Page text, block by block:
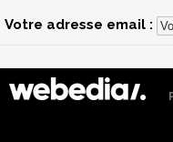
Votre adresse email :